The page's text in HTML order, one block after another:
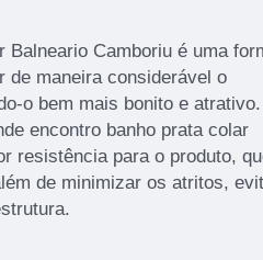
Balneario Camboriu é uma
de maneira considerável o
o bem mais bonito e atrativo.
encontro banho prata colar
resistência para o produto,
de minimizar os atritos,